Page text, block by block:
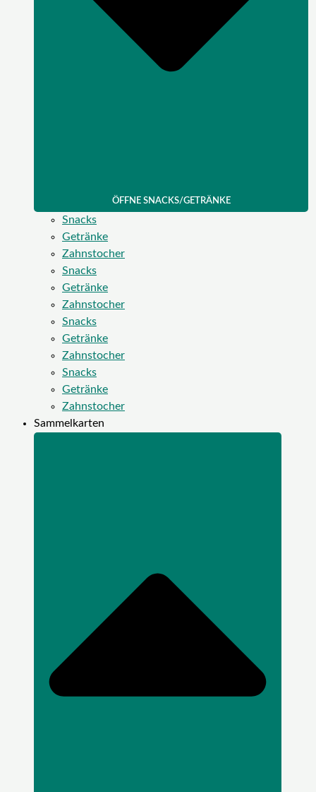
ÖFFNE SNACKS/GETRÄNKE
Snacks
Getränke
Zahnstocher
Snacks
Getränke
Zahnstocher
Snacks
Getränke
Zahnstocher
Snacks
Getränke
Zahnstocher
Sammelkarten